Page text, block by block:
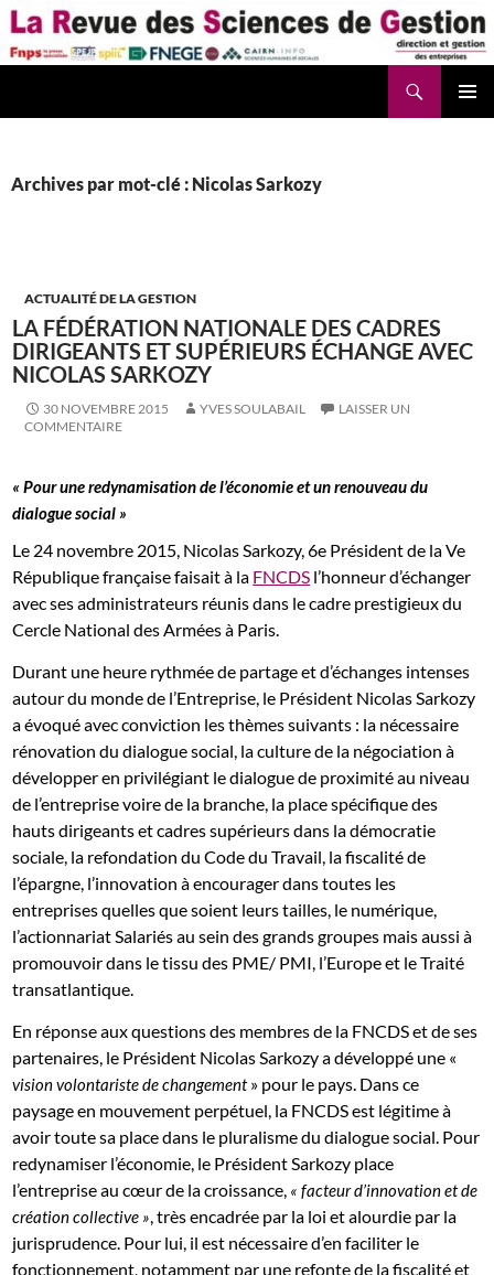
Aller
au
contenu
Archives par mot-clé : Nicolas Sarkozy
ACTUALITÉ DE LA GESTION
LA FÉDÉRATION NATIONALE DES CADRES
DIRIGEANTS ET SUPÉRIEURS ÉCHANGE AVEC
NICOLAS SARKOZY
30 NOVEMBRE 2015 YVES SOULABAIL
LAISSER UN
COMMENTAIRE
« Pour une redynamisation de l’économie et un renouveau du
dialogue social »
Le 24 novembre 2015, Nicolas Sarkozy, 6e Président de la Ve
République française faisait à la FNCDS l’honneur d’échanger
avec ses administrateurs réunis dans le cadre prestigieux du
Cercle National des Armées à Paris.
Durant une heure rythmée de partage et d’échanges intenses
autour du monde de l’Entreprise, le Président Nicolas Sarkozy
a évoqué avec conviction les thèmes suivants : la nécessaire
rénovation du dialogue social, la culture de la négociation à
développer en privilégiant le dialogue de proximité au niveau
de l’entreprise voire de la branche, la place spécifique des
hauts dirigeants et cadres supérieurs dans la démocratie
sociale, la refondation du Code du Travail, la fiscalité de
l’épargne, l’innovation à encourager dans toutes les
entreprises quelles que soient leurs tailles, le numérique,
l’actionnariat Salariés au sein des grands groupes mais aussi à
promouvoir dans le tissu des PME/ PMI, l’Europe et le Traité
transatlantique.
En réponse aux questions des membres de la FNCDS et de ses
partenaires, le Président Nicolas Sarkozy a développé une «
vision volontariste de changement» pour le pays. Dans ce
paysage en mouvement perpétuel, la FNCDS est légitime à
avoir toute sa place dans le pluralisme du dialogue social. Pour
redynamiser l’économie, le Président Sarkozy place
l’entreprise au cœur de la croissance, « facteur d’innovation et de
création collective », très encadrée par la loi et alourdie par la
jurisprudence. Pour lui, il est nécessaire d’en faciliter le
fonctionnement, notamment par une refonte de la fiscalité et